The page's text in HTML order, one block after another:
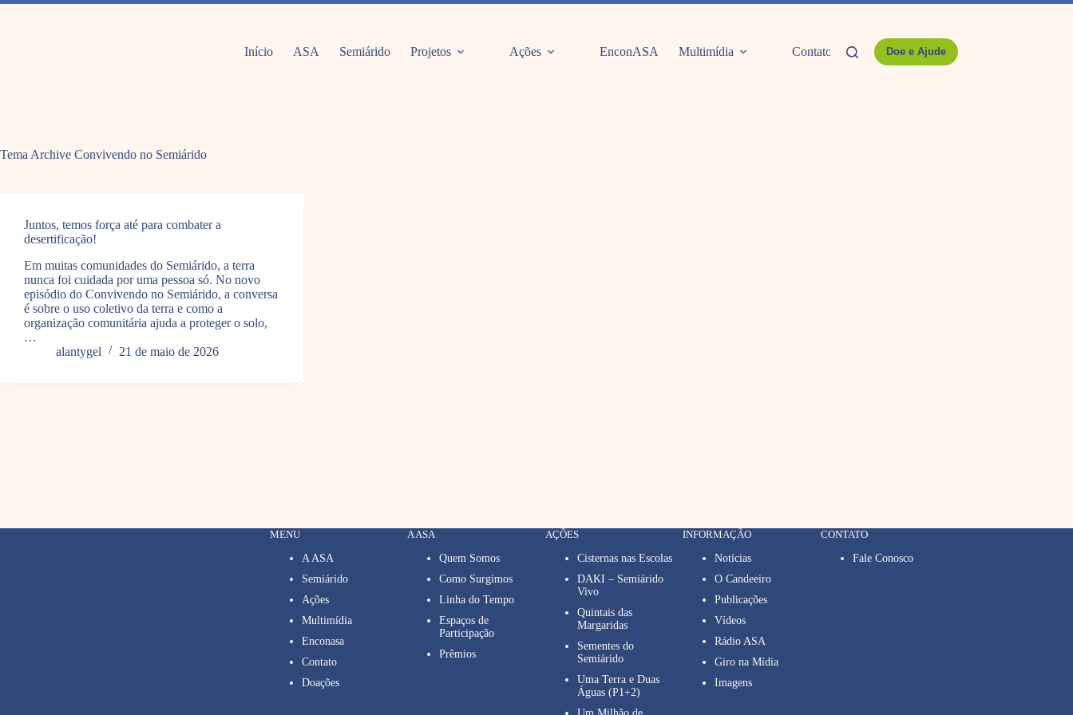
Pular
Início ASA Semiárido Projetos Ações EnconASA Multimídia Contato Doe e Ajude
Tema Archive Convivendo no Semiárido
Juntos, temos força até para combater a
desertificação!
Em muitas comunidades do Semiárido, a terra
nunca foi cuidada por uma pessoa só. No novo
episódio do Convivendo no Semiárido, a conversa
é sobre o uso coletivo da terra e como a
organização comunitária ajuda a proteger o solo,
…
alantygel
21 de maio de 2026
MENU
A ASA
Semiárido
Ações
Multimídia
Enconasa
Contato
Doações
A ASA
Quem Somos
Como Surgimos
Linha do Tempo
Espaços de
Participação
Prêmios
AÇÕES
Cisternas nas Escolas
DAKI – Semiárido
Vivo
Quintais das
Margaridas
Sementes do
Semiárido
Uma Terra e Duas
Águas (P1+2)
INFORMAÇÃO
Notícias
O Candeeiro
Publicações
Vídeos
Rádio ASA
Giro na Mídia
Imagens
CONTATO
Fale Conosco